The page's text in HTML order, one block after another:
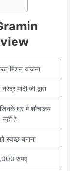
मिशन योजना
मोदी जी द्वारा
जिनके घर मे शौचालय
नही है
स्वच्छ बनाना
,000 रुपए